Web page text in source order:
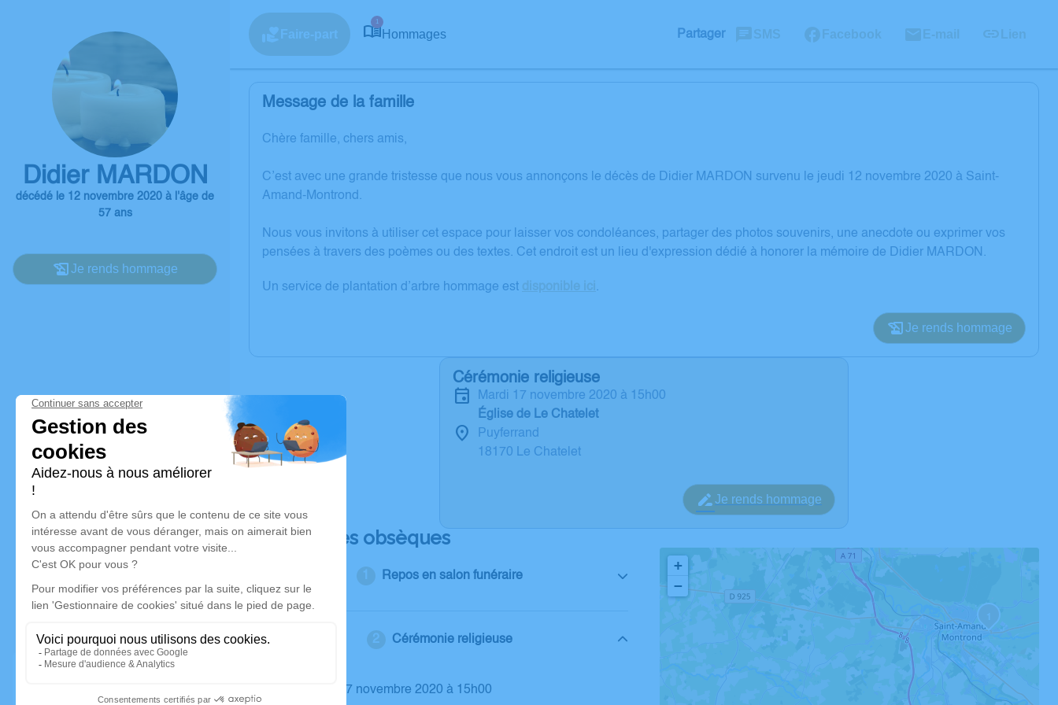
Didier MARDON
décédé le 12 novembre 2020 à l'âge de
57 ans
Je rends hommage
Faire-part
1
Hommages Partager SMS Facebook E-mail Lien
Message de la famille
Chère famille, chers amis,
C’est avec une grande tristesse que nous vous annonçons le décès de Didier MARDON survenu le jeudi 12 novembre 2020 à Saint-
Amand-Montrond.
Nous vous invitons à utiliser cet espace pour laisser vos condoléances, partager des photos souvenirs, une anecdote ou exprimer vos
pensées à travers des poèmes ou des textes. Cet endroit est un lieu d'expression dédié à honorer la mémoire de Didier MARDON.
Un service de plantation d’arbre hommage est disponible ici .
Je rends hommage
Cérémonie religieuse
mardi 17 novembre 2020 à 15h00
Église de Le Chatelet
Puyferrand
18170 Le Chatelet
Je rends hommage
Déroulé des obsèques
Repos en salon funéraire
Cérémonie religieuse
Le mardi 17 novembre 2020 à 15h00
1
+
−